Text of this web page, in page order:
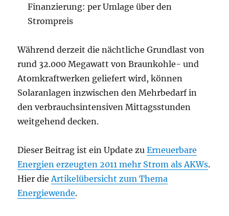
Finanzierung: per Umlage über den
Strompreis
Während derzeit die nächtliche Grundlast von
rund 32.000 Megawatt von Braunkohle- und
Atomkraftwerken geliefert wird, können
Solaranlagen inzwischen den Mehrbedarf in
den verbrauchsintensiven Mittagsstunden
weitgehend decken.
Dieser Beitrag ist ein Update zuErneuerbare
Energien erzeugten 2011 mehr Strom als AKWs.
Hier dieArtikelübersicht zum Thema
Energiewende.